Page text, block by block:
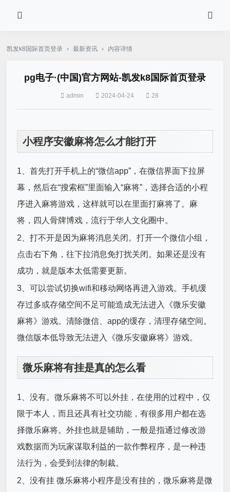
凯发k8国际首页登录 › 最新资讯 › 内容详情
pg电子·(中国)官方网站-凯发k8国际首页登录
admin 2024-04-24 28
小程序安徽麻将怎么才能打开
1、首先打开手机上的“微信app”，在微信界面下拉屏
幕，然后在“搜索框”里面输入“麻将”，选择合适的小程
序进入麻将游戏，这样就可以在里面打麻将了。麻
将，四人骨牌博戏，流行于华人文化圈中。
2、打不开是因为麻将消息关闭。打开一个微信小组，
点击右下角，往下拉消息免打扰关闭。如果还是没有
成功，就是版本太低需要更新。
3、可以尝试切换wifi和移动网络再进入游戏。手机缓
存过多或存储空间不足可能造成无法进入《微乐安徽
麻将》游戏。清除微信、app的缓存，清理存储空间。
微信版本低导致无法进入《微乐安徽麻将》游戏。
微乐麻将有挂是真的怎么看
1、没有。微乐麻将不可以外挂，在使用的过程中，仅
限于本人，而且还具有社交功能，有很多用户都在选
择微乐麻将。外挂也就是辅助，一般是指通过修改游
戏数据而为玩家谋取利益的一款作弊程序，是一种违
法行为，会受到法律的制裁。
2、没有挂 微乐麻将小程序是没有挂的，微乐麻将是微